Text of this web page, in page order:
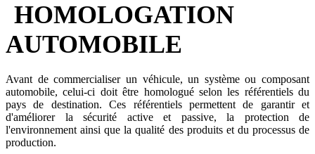
HOMOLOGATION
AUTOMOBILE
Avant de commercialiser un véhicule, un système ou composant
automobile, celui-ci doit être homologué selon les référentiels du
pays de destination. Ces référentiels permettent de garantir et
d'améliorer la sécurité active et passive, la protection de
l'environnement ainsi que la qualité des produits et du processus de
production.